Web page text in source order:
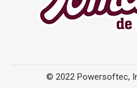
© 2022 Powersoftec,